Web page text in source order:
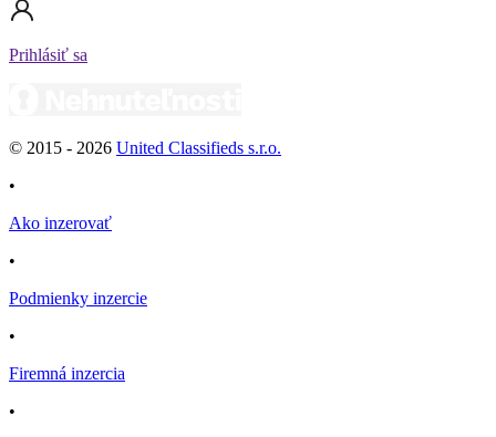
Prihlásiť sa
© 2015 - 2026 United Classifieds s.r.o.
•
Ako inzerovať
•
Podmienky inzercie
•
Firemná inzercia
•